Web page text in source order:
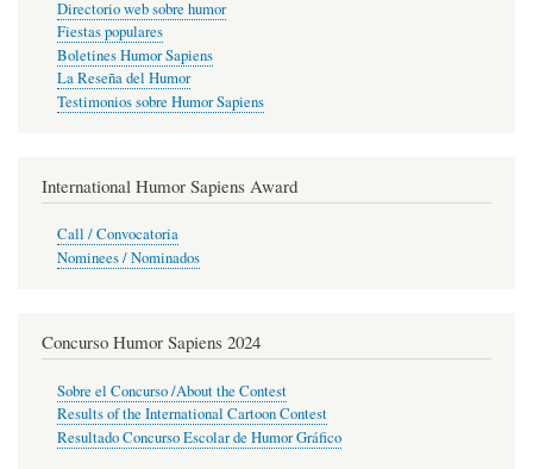
Directorio web sobre humor
Fiestas populares
Boletines Humor Sapiens
La Reseña del Humor
Testimonios sobre Humor Sapiens
International Humor Sapiens Award
Call / Convocatoria
Nominees / Nominados
Concurso Humor Sapiens 2024
Sobre el Concurso /About the Contest
Results of the International Cartoon Contest
Resultado Concurso Escolar de Humor Gráfico